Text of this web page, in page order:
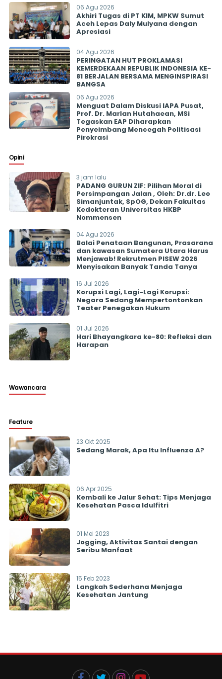
06 Agu 2026
Akhiri Tugas di PT KIM, MPKW Sumut
Aceh Lepas Daly Mulyana dengan
Apresiasi
04 Agu 2026
PERINGATAN HUT PROKLAMASI
KEMERDEKAAN REPUBLIK INDONESIA KE-
81 BERJALAN BERSAMA MENGINSPIRASI
BANGSA
06 Agu 2026
Menguat Dalam Diskusi IAPA Pusat,
Prof. Dr. Marlan Hutahaean, MSi
Tegaskan EAP Diharapkan
Penyeimbang Mencegah Politisasi
Pirokrasi
Opini
3 jam lalu
PADANG GURUN ZIF: Pilihan Moral di
Persimpangan Jalan , Oleh: Dr.dr. Leo
Simanjuntak, SpOG, Dekan Fakultas
Kedokteran Universitas HKBP
Nommensen
04 Agu 2026
Balai Penataan Bangunan, Prasarana
dan kawasan Sumatera Utara Harus
Menjawab! Rekrutmen PISEW 2026
Menyisakan Banyak Tanda Tanya
16 Jul 2026
Korupsi Lagi, Lagi-Lagi Korupsi:
Negara Sedang Mempertontonkan
Teater Penegakan Hukum
01 Jul 2026
Hari Bhayangkara ke-80: Refleksi dan
Harapan
Wawancara
Feature
23 Okt 2025
Sedang Marak, Apa Itu Influenza A?
06 Apr 2025
Kembali ke Jalur Sehat: Tips Menjaga
Kesehatan Pasca Idulfitri
01 Mei 2023
Jogging, Aktivitas Santai dengan
Seribu Manfaat
15 Feb 2023
Langkah Sederhana Menjaga
Kesehatan Jantung